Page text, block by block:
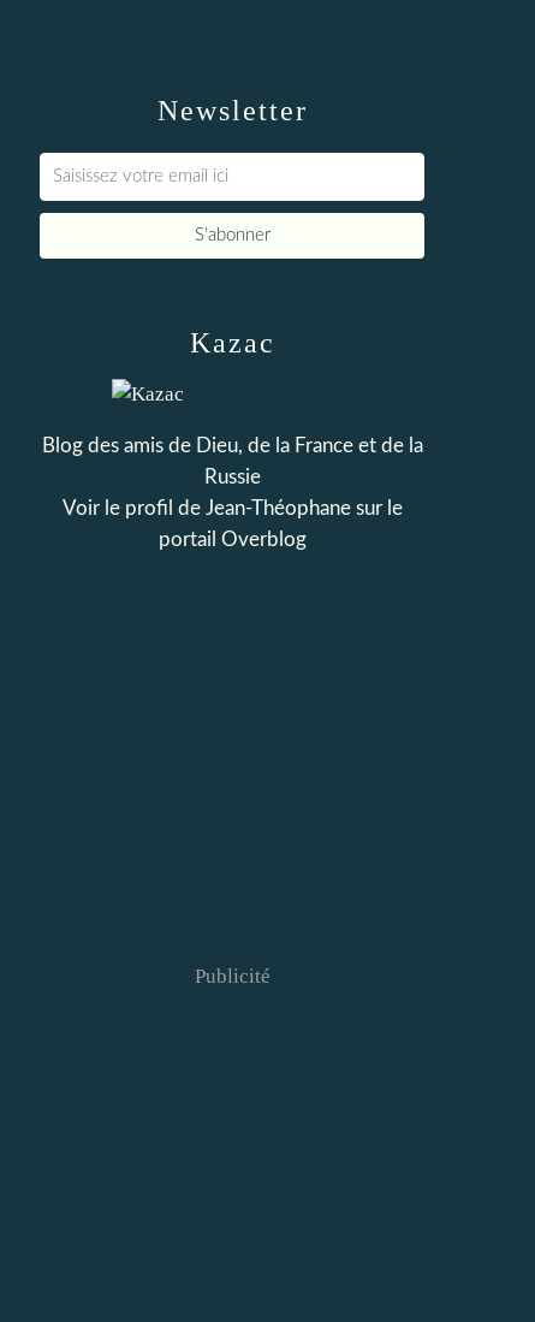
Newsletter
Kazac
Blog des amis de Dieu, de la France et de la
Russie
Voir le profil de Jean-Théophanesur le
portail Overblog
Publicité